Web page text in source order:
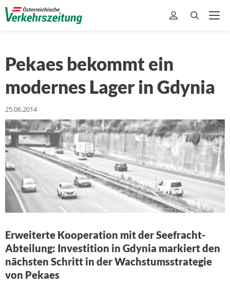
Pekaes bekommt ein
modernes Lager in Gdynia
25.06.2014
Erweiterte Kooperation mit der Seefracht-
Abteilung: Investition in Gdynia markiert den
nächsten Schritt in der Wachstumsstrategie
von Pekaes